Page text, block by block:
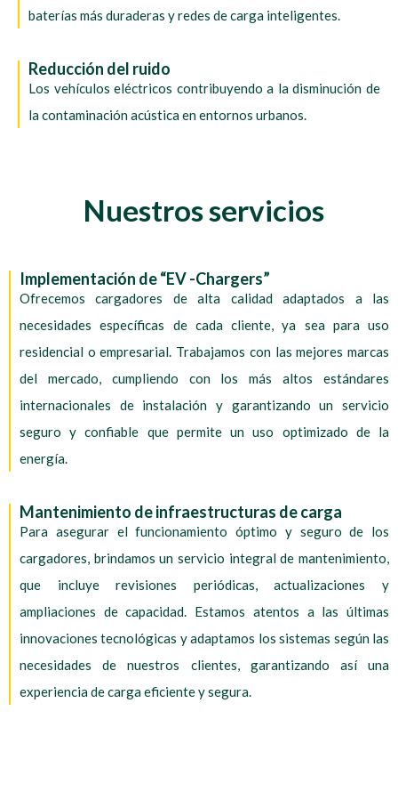
baterías más duraderas y redes de carga inteligentes.
Reducción del ruido
Los vehículos eléctricos contribuyendo a la disminución de
la contaminación acústica en entornos urbanos.
Nuestros servicios
Implementación de “EV -Chargers”
Ofrecemos cargadores de alta calidad adaptados a las
necesidades específicas de cada cliente, ya sea para uso
residencial o empresarial. Trabajamos con las mejores marcas
del mercado, cumpliendo con los más altos estándares
internacionales de instalación y garantizando un servicio
seguro y confiable que permite un uso optimizado de la
energía.
Mantenimiento de infraestructuras de carga
Para asegurar el funcionamiento óptimo y seguro de los
cargadores, brindamos un servicio integral de mantenimiento,
que incluye revisiones periódicas, actualizaciones y
ampliaciones de capacidad. Estamos atentos a las últimas
innovaciones tecnológicas y adaptamos los sistemas según las
necesidades de nuestros clientes, garantizando así una
experiencia de carga eficiente y segura.